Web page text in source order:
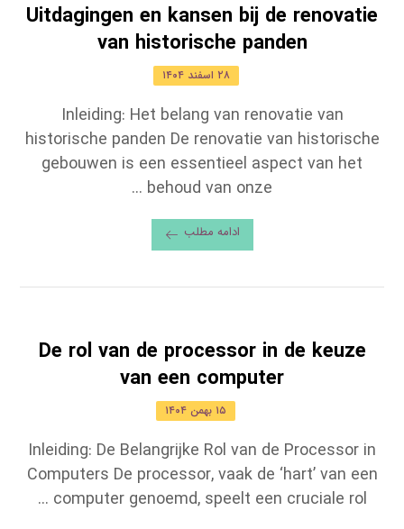
Uitdagingen en kansen bij de renovatie
van historische panden
۲۸ اسفند ۱۴۰۴
Inleiding: Het belang van renovatie van
historische panden De renovatie van historische
gebouwen is een essentieel aspect van het
behoud van onze ...
ادامه مطلب
De rol van de processor in de keuze
van een computer
۱۵ بهمن ۱۴۰۴
Inleiding: De Belangrijke Rol van de Processor in
Computers De processor, vaak de ‘hart’ van een
computer genoemd, speelt een cruciale rol ...